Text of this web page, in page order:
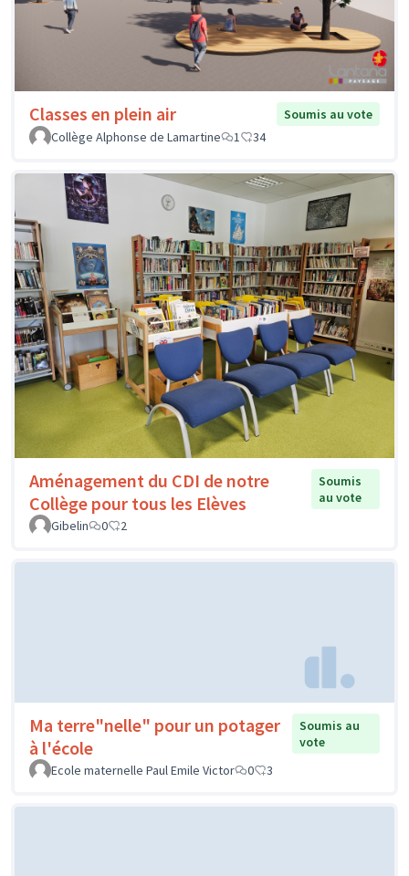
Classes en plein air
Soumis au vote
Collège Alphonse de Lamartine
1 34
Aménagement du CDI de notre
Collège pour tous les Elèves
Soumis
au vote
Gibelin
0 2
Ma terre"nelle" pour un potager
à l'école
Soumis au
vote
Ecole maternelle Paul Emile Victor
0 3